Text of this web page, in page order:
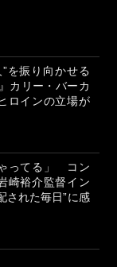
を振り向かせる
カリー・バーカ
ロインの立場が
ってる」 コン
崎裕介監督イン
された毎日”に感